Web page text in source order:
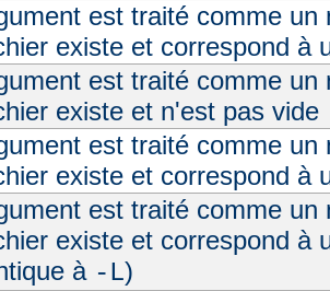
est traité comme un
existe et correspond à
est traité comme un
existe et n'est pas vide
est traité comme un
existe et correspond à
est traité comme un
existe et correspond à
à -L)